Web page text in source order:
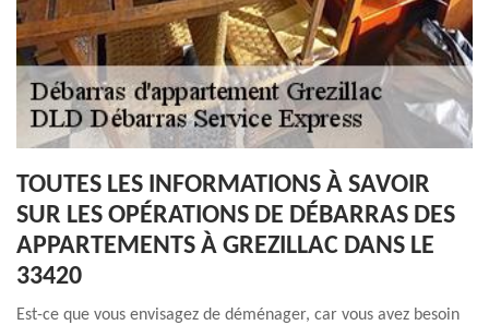
TOUTES LES INFORMATIONS À SAVOIR
SUR LES OPÉRATIONS DE DÉBARRAS DES
APPARTEMENTS À GREZILLAC DANS LE
33420
Est-ce que vous envisagez de déménager, car vous avez besoin